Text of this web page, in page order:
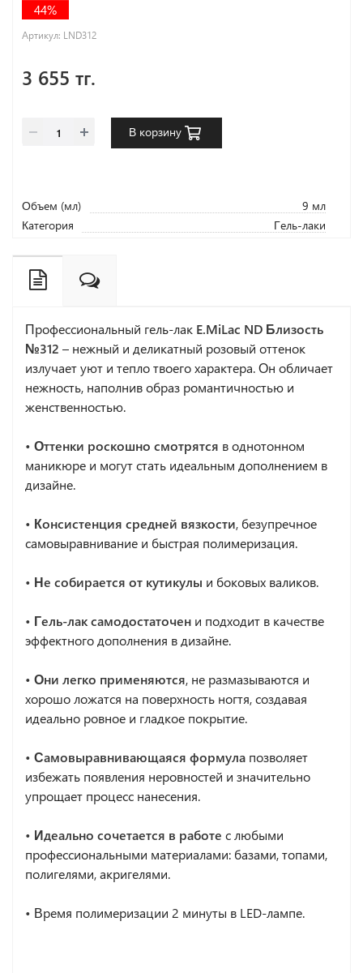
44%
Артикул: LND312
3 655 тг.
В корзину
Объем (мл)
9 мл
Категория
Гель-лаки
Профессиональный гель-лак E.MiLac ND Близость
№312 – нежный и деликатный розовый оттенок
излучает уют и тепло твоего характера. Он обличает
нежность, наполнив образ романтичностью и
женственностью.
• Оттенки роскошно смотрятся в однотонном
маникюре и могут стать идеальным дополнением в
дизайне.
• Консистенция средней вязкости, безупречное
самовыравнивание и быстрая полимеризация.
• Не собирается от кутикулы и боковых валиков.
• Гель-лак самодостаточен и подходит в качестве
эффектного дополнения в дизайне.
• Они легко применяются, не размазываются и
хорошо ложатся на поверхность ногтя, создавая
идеально ровное и гладкое покрытие.
• Самовыравнивающаяся формула позволяет
избежать появления неровностей и значительно
упрощает процесс нанесения.
• Идеально сочетается в работе с любыми
профессиональными материалами: базами, топами,
полигелями, акригелями.
• Время полимеризации 2 минуты в LED-лампе.